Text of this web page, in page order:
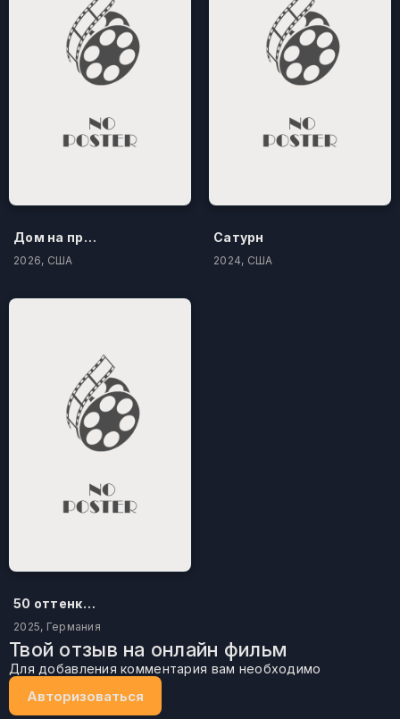
Дом на проклятом холме
2026, США
Сатурн
2024, США
50 оттенков бестселлера
2025, Германия
Твой отзыв на онлайн фильм
Для добавления комментария вам необходимо
Авторизоваться